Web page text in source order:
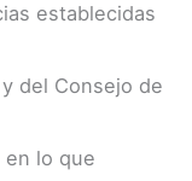
establecidas
del Consejo de
lo que